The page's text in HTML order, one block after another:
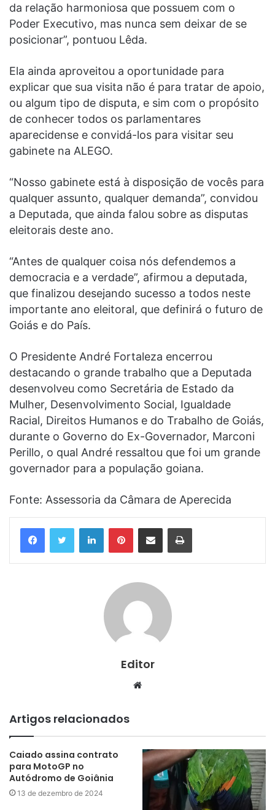
da relação harmoniosa que possuem com o
Poder Executivo, mas nunca sem deixar de se
posicionar”, pontuou Lêda.
Ela ainda aproveitou a oportunidade para
explicar que sua visita não é para tratar de apoio,
ou algum tipo de disputa, e sim com o propósito
de conhecer todos os parlamentares
aparecidense e convidá-los para visitar seu
gabinete na ALEGO.
“Nosso gabinete está à disposição de vocês para
qualquer assunto, qualquer demanda”, convidou
a Deputada, que ainda falou sobre as disputas
eleitorais deste ano.
“Antes de qualquer coisa nós defendemos a
democracia e a verdade”, afirmou a deputada,
que finalizou desejando sucesso a todos neste
importante ano eleitoral, que definirá o futuro de
Goiás e do País.
O Presidente André Fortaleza encerrou
destacando o grande trabalho que a Deputada
desenvolveu como Secretária de Estado da
Mulher, Desenvolvimento Social, Igualdade
Racial, Direitos Humanos e do Trabalho de Goiás,
durante o Governo do Ex-Governador, Marconi
Perillo, o qual André ressaltou que foi um grande
governador para a população goiana.
Fonte: Assessoria da Câmara de Aperecida
LinkedinPinterestCompartilhar via e-mail Imprimir
Editor
Website
Artigos relacionados
Caiado assina contrato
para MotoGP no
Autódromo de Goiânia
13 de dezembro de 2024